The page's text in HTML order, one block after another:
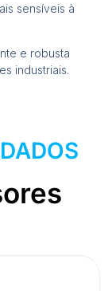
sensíveis à
e robusta
industriais.